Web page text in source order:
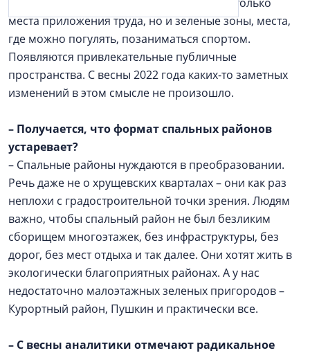
места приложения труда, но и зеленые зоны, места,
где можно погулять, позаниматься спортом.
Появляются привлекательные публичные
пространства. С весны 2022 года каких-то заметных
изменений в этом смысле не произошло.
– Получается, что формат спальных районов
устаревает?
– Спальные районы нуждаются в преобразовании.
Речь даже не о хрущевских кварталах – они как раз
неплохи с градостроительной точки зрения. Людям
важно, чтобы спальный район не был безликим
сборищем многоэтажек, без инфраструктуры, без
дорог, без мест отдыха и так далее. Они хотят жить в
экологически благоприятных районах. А у нас
недостаточно малоэтажных зеленых пригородов –
Курортный район, Пушкин и практически все.
– С весны аналитики отмечают радикальное